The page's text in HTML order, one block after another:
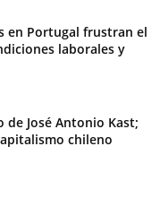
en Portugal frustran el
laborales y
José Antonio Kast;
chileno